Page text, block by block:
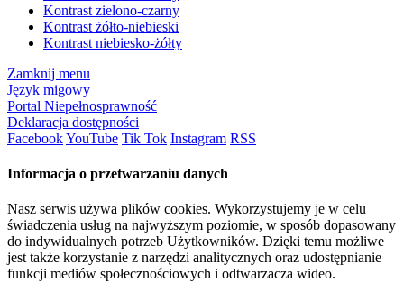
Kontrast zielono-czarny
Kontrast żółto-niebieski
Kontrast niebiesko-żółty
Zamknij menu
Język migowy
Portal Niepełnosprawność
Deklaracja dostępności
FacebookYouTube Tik Tok Instagram RSS
Informacja o przetwarzaniu danych
Nasz serwis używa plików cookies. Wykorzystujemy je w celu
świadczenia usług na najwyższym poziomie, w sposób dopasowany
do indywidualnych potrzeb Użytkowników. Dzięki temu możliwe
jest także korzystanie z narzędzi analitycznych oraz udostępnianie
funkcji mediów społecznościowych i odtwarzacza wideo.